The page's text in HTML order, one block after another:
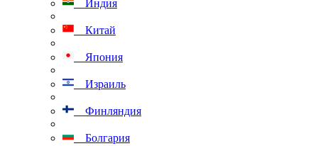
Индия
Китай
Япония
Израиль
Финляндия
Болгария